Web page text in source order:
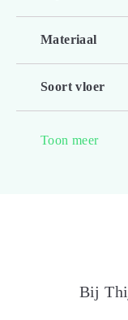
Materiaal
Soort vloer
Embossing
Toon meer
Bij